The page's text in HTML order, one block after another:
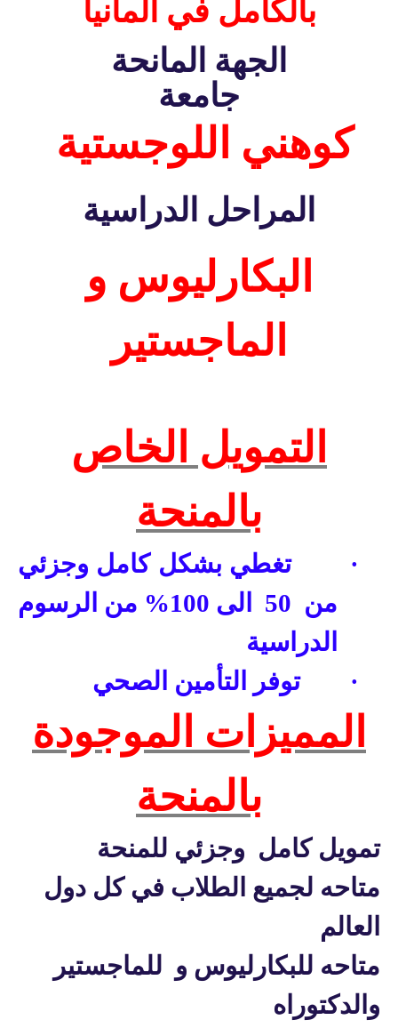
بالكامل في المانيا
الجهة المانحة
جامعة
كوهني اللوجستية
المراحل الدراسية
البكارليوس و
الماجستير
التمويل الخاص
بالمنحة
·
تغطي بشكل كامل وجزئي
من 50
الى 100% من الرسوم
الدراسية
·
توفر التأمين الصحي
المميزات الموجودة
بالمنحة
تمويل كامل وجزئي للمنحة
متاحه لجميع الطلاب في كل دول
العالم
متاحه للبكارليوس و للماجستير
والدكتوراه